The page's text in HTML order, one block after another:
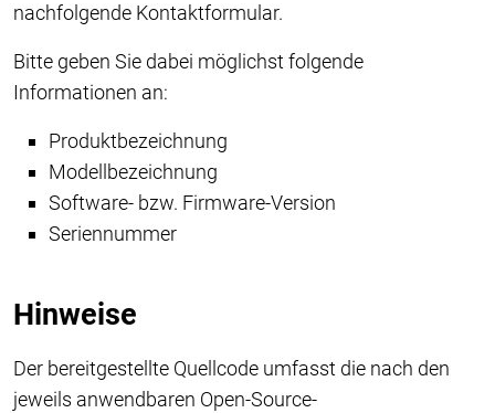
nachfolgende Kontaktformular.
Bitte geben Sie dabei möglichst folgende
Informationen an:
Produktbezeichnung
Modellbezeichnung
Software- bzw. Firmware-Version
Seriennummer
Hinweise
Der bereitgestellte Quellcode umfasst die nach den
jeweils anwendbaren Open-Source-